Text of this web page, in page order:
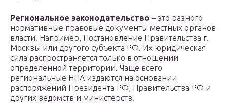
Региональное законодательство – это разного
нормативные правовые документы местных органов
власти. Например, Постановление Правительства г.
Москвы или другого субъекта РФ. Их юридическая
сила распространяется только в отношении
определенной территории. Чаще всего
региональные НПА издаются на основании
распоряжений Президента РФ, Правительства РФ и
других ведомств и министерств.